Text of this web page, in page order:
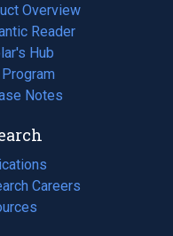
Overview
Reader
Hub
Notes
Careers